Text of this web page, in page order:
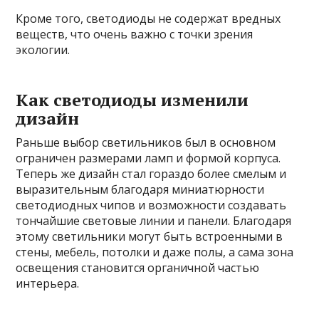
Кроме того, светодиоды не содержат вредных
веществ, что очень важно с точки зрения
экологии.
Как светодиоды изменили
дизайн
Раньше выбор светильников был в основном
ограничен размерами ламп и формой корпуса.
Теперь же дизайн стал гораздо более смелым и
выразительным благодаря миниатюрности
светодиодных чипов и возможности создавать
тончайшие световые линии и панели. Благодаря
этому светильники могут быть встроенными в
стены, мебель, потолки и даже полы, а сама зона
освещения становится органичной частью
интерьера.